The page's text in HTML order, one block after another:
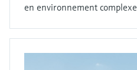
en environnement complexe